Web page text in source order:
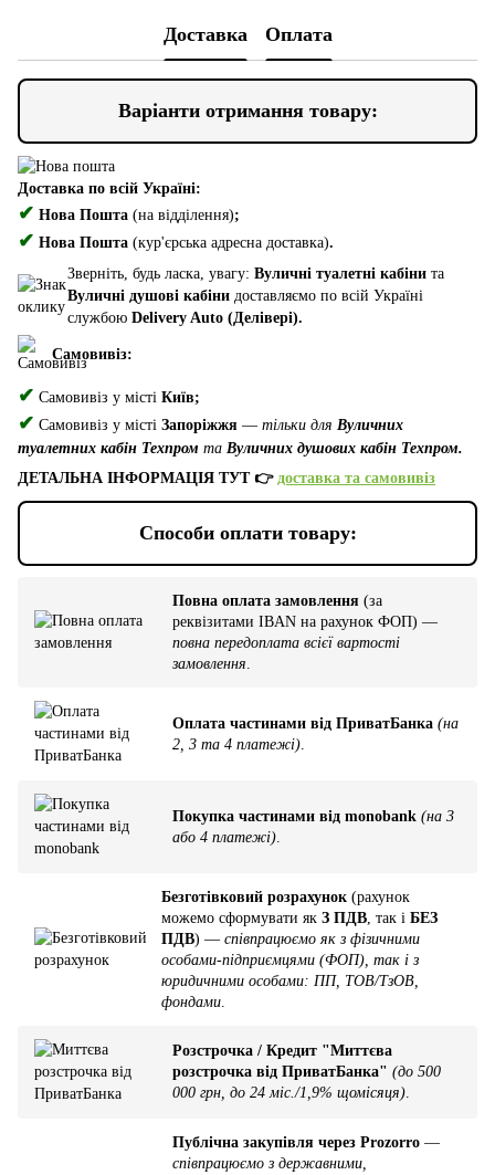
Доставка Оплата
Варіанти отримання товару:
Доставка по всій Україні:
✔ Нова Пошта (на відділення);
✔ Нова Пошта (кур'єрська адресна доставка).
Зверніть, будь ласка, увагу: Вуличні туалетні кабіни та
Вуличні душові кабіни доставляємо по всій Україні
службою Delivery Auto (Делівері).
Самовивіз:
✔ Самовивіз у місті Київ;
✔ Самовивіз у місті Запоріжжя — тільки для Вуличних
туалетних кабін Техпром та Вуличних душових кабін Техпром.
ДЕТАЛЬНА ІНФОРМАЦІЯ ТУТ 👉 доставка та самовивіз
Способи оплати товару:
Повна оплата замовлення (за
реквізитами IBAN на рахунок ФОП) —
повна передоплата всієї вартості
замовлення
Оплата частинами від ПриватБанка (на
2, 3 та 4 платежі)
Покупка частинами від monobank (на 3
або 4 платежі)
Безготівковий розрахунок (рахунок
можемо сформувати як З ПДВ , так і БЕЗ
ПДВ) — співпрацюємо як з фізичними
особами-підприємцями (ФОП), так і з
юридичними особами: ПП, ТОВ/ТзОВ,
фондами
Розстрочка / Кредит "Миттєва
розстрочка від ПриватБанка" (до 500
000 грн, до 24 міс./1,9% щомісяця).
Публічна закупівля через Prozorro —
співпрацюємо з державними,